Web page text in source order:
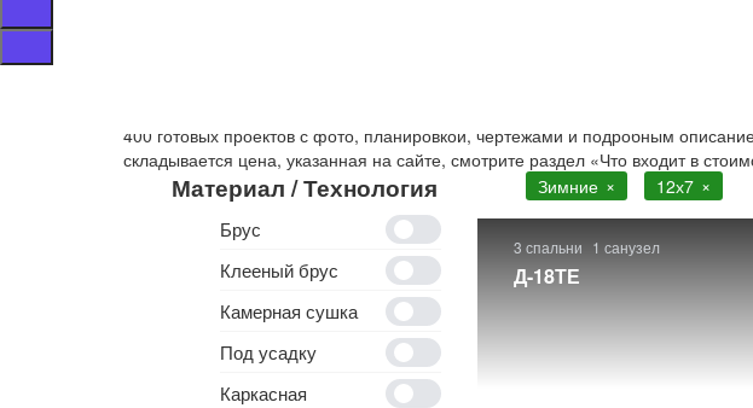
400 готовых проектов с фото, планировкой, чертежами и подробным
складывается цена, указанная на сайте, смотрите раздел «Что входит в
Материал / Технология
Брус
Клееный брус
Камерная сушка
Под усадку
Каркасная
Зимние 12х7
3 спальни 1 санузел
Д-18ТЕ